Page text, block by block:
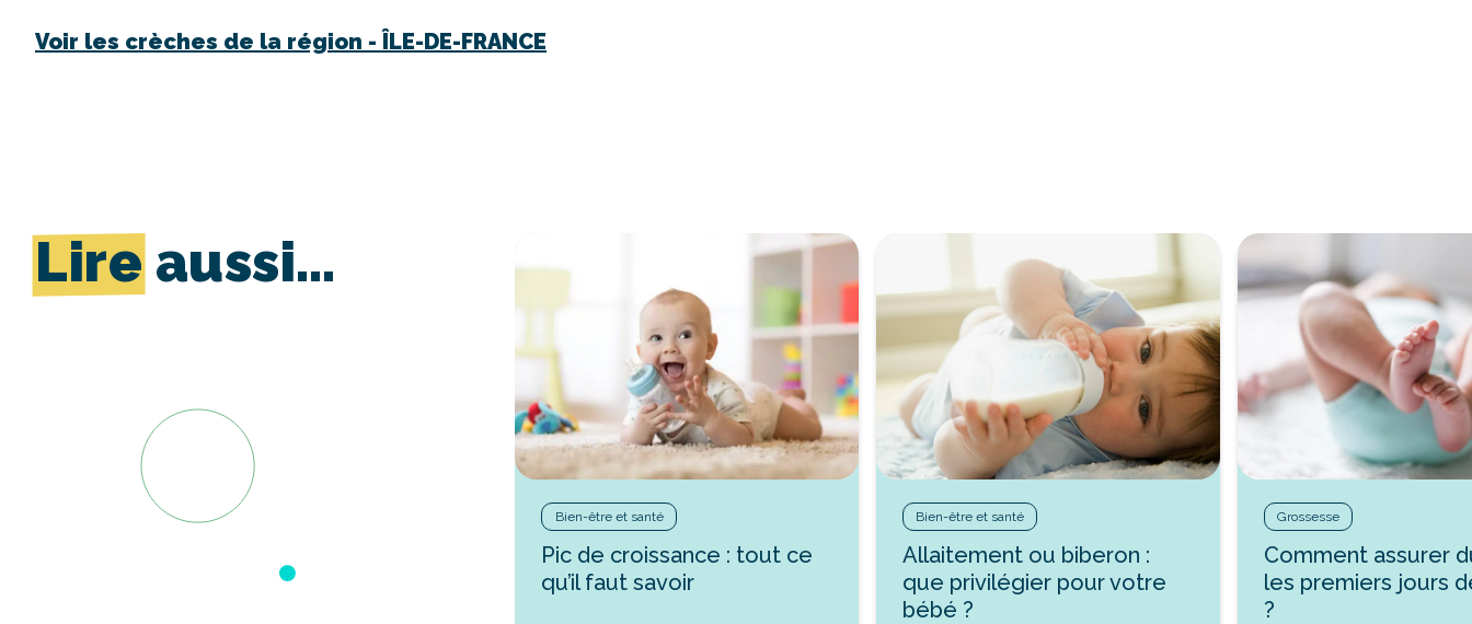
Voir les crèches de la région - ÎLE-DE-FRANCE
Lire aussi…
Bien-être et santé
Pic de croissance : tout ce
qu’il faut savoir
Bien-être et santé
Allaitement ou biberon :
que privilégier pour votre
bébé ?
Grossesse
Comment assurer
les premiers jours
?